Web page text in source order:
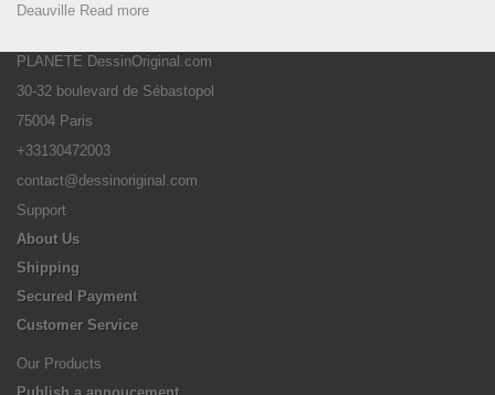
Deauville Read more
PLANETE DessinOriginal.com
30-32 boulevard de Sébastopol
75004 Paris
+33130472003
contact@dessinoriginal.com
Support
About Us
Shipping
Secured Payment
Customer Service
Our Products